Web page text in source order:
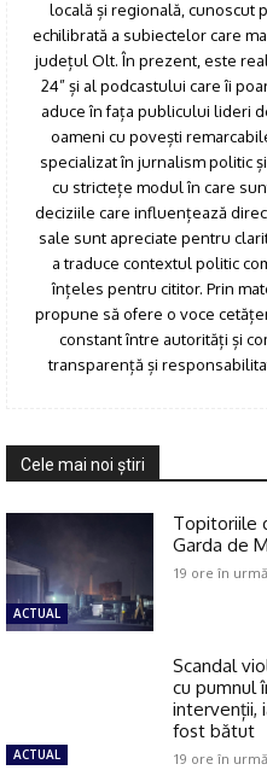
locală și regională, cunoscut
echilibrată a subiectelor care
județul Olt. În prezent, este
24” și al podcastului care îi
aduce în fața publicului lideri
oameni cu povești
specializat în jurnalism politic
cu strictețe modul în care
deciziile care influențează
sale sunt apreciate pentru
a traduce contextul politic
înțeles pentru cititor. Prin
propune să ofere o voce
constant între autorități și
transparență și
Cele mai noi ştiri
ACTUAL
Topitoriile
Garda de
19 ore în urmă
ACTUAL
Scandal
cu pumnul
intervenții,
fost bătut
19 ore în urmă